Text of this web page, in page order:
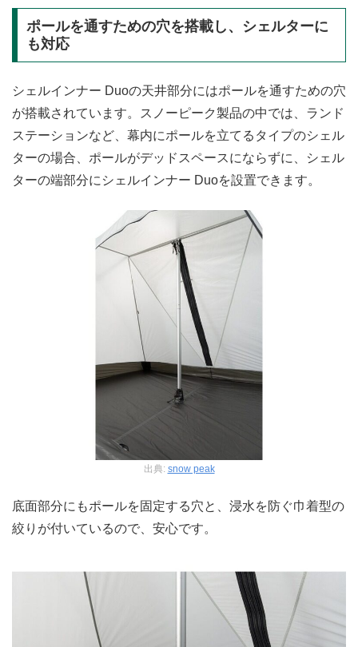
ポールを通すための穴を搭載し、シェルターに
も対応
シェルインナー Duoの天井部分にはポールを通すための穴
が搭載されています。スノーピーク製品の中では、ランド
ステーションなど、幕内にポールを立てるタイプのシェル
ターの場合、ポールがデッドスペースにならずに、シェル
ターの端部分にシェルインナー Duoを設置できます。
出典: snow peak
底面部分にもポールを固定する穴と、浸水を防ぐ巾着型の
絞りが付いているので、安心です。